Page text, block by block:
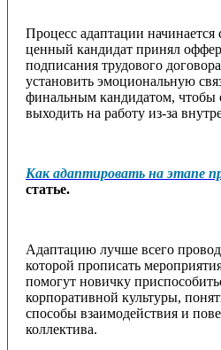
Процесс адаптации начинается
ценный кандидат принял
подписания трудового
установить эмоциональную
финальным кандидатом, чтобы
выходить на работу из-за
Как адаптировать на этапе
статье.
Адаптацию лучше всего
которой прописать
помогут новичку
корпоративной культуры,
способы взаимодействия и
коллектива.